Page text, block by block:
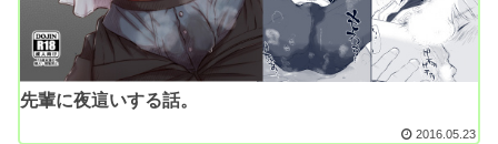
先輩に夜這いする話。
2016.05.23